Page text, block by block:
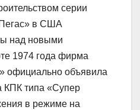
серии
в США
над новыми
1974 года фирма
официально объявила
КПК типа «Супер
в режиме на